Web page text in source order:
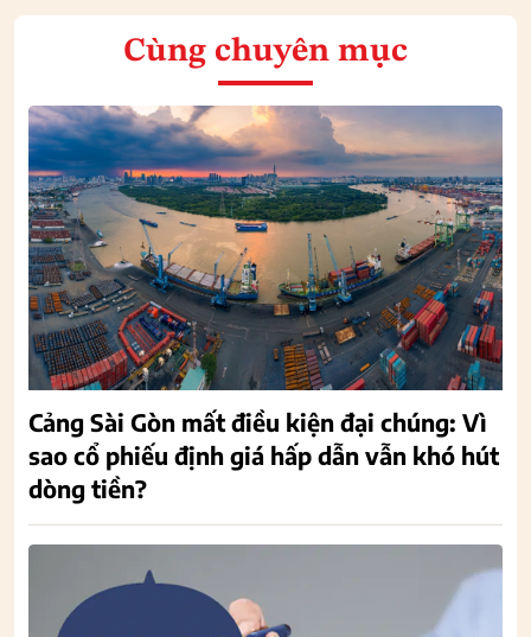
Cùng chuyên mục
Cảng Sài Gòn mất điều kiện đại chúng: Vì
sao cổ phiếu định giá hấp dẫn vẫn khó hút
dòng tiền?